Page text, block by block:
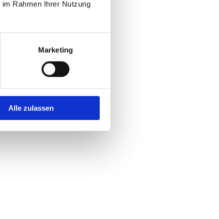
Rahmen Ihrer Nutzung
Marketing
Alle zulassen
wird
geteilte Provision)